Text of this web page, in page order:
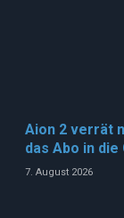
Aion 2 verrät
das Abo in
7. August 2026